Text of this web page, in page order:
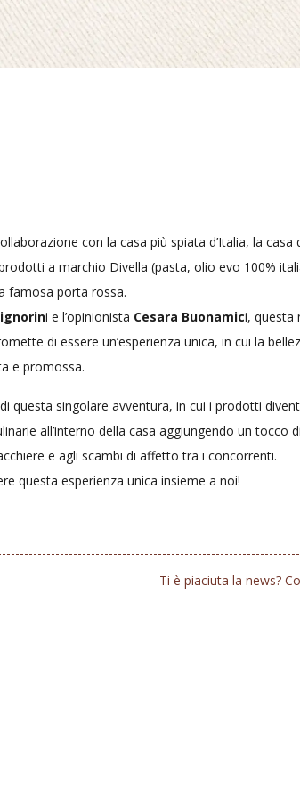
con la casa più spiata d’Italia, la casa
a marchio Divella (pasta, olio evo 100%
famosa porta rossa.
i e l’opinionista Cesara Buonamici, questa
di essere un’esperienza unica, in cui la
e promossa.
questa singolare avventura, in cui i prodotti
all’interno della casa aggiungendo un tocco
e agli scambi di affetto tra i concorrenti.
questa esperienza unica insieme a noi!
Ti è piaciuta la news?